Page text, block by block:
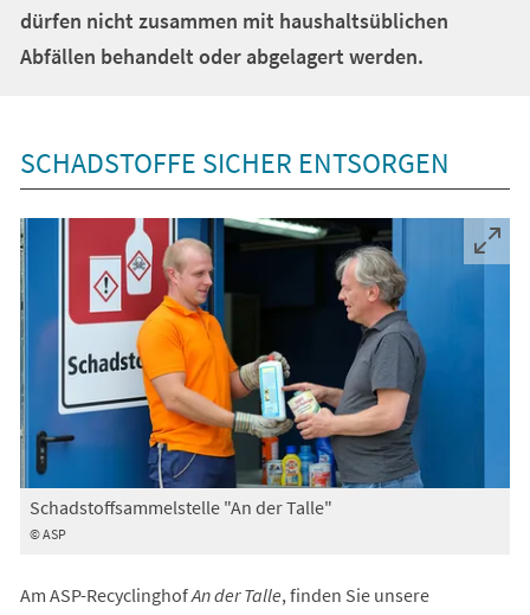
dürfen nicht zusammen mit haushaltsüblichen
Abfällen behandelt oder abgelagert werden.
SCHADSTOFFE SICHER ENTSORGEN
© ASP
Schadstoffsammelstelle "An der Talle"
Am ASP-RecyclinghofAn der Talle, finden Sie unsere